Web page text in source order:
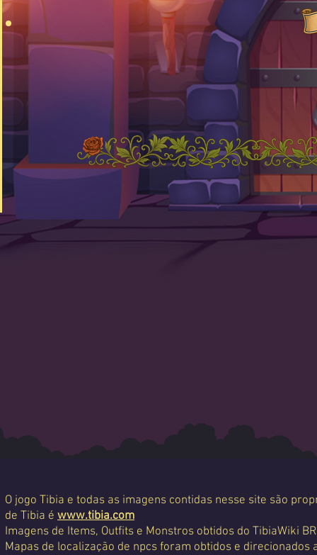
O jogo Tibia e todas as imagens contidas nesse site são
de Tibia é www.tibia.com
Imagens de Items, Outfits e Monstros obtidos do TibiaWiki
Mapas de localização de npcs foram obtidos e direcionados